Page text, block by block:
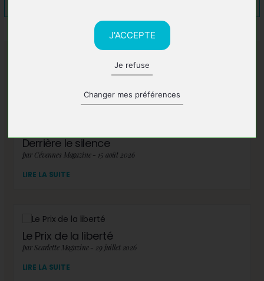
J'ACCEPTE
Je refuse
Changer mes préférences
A lire également
Derrière le silence
par Cévennes Magazine - 15 août 2026
LIRE LA SUITE
Le Prix de la liberté
par Scarlette Magazine - 29 juillet 2026
LIRE LA SUITE